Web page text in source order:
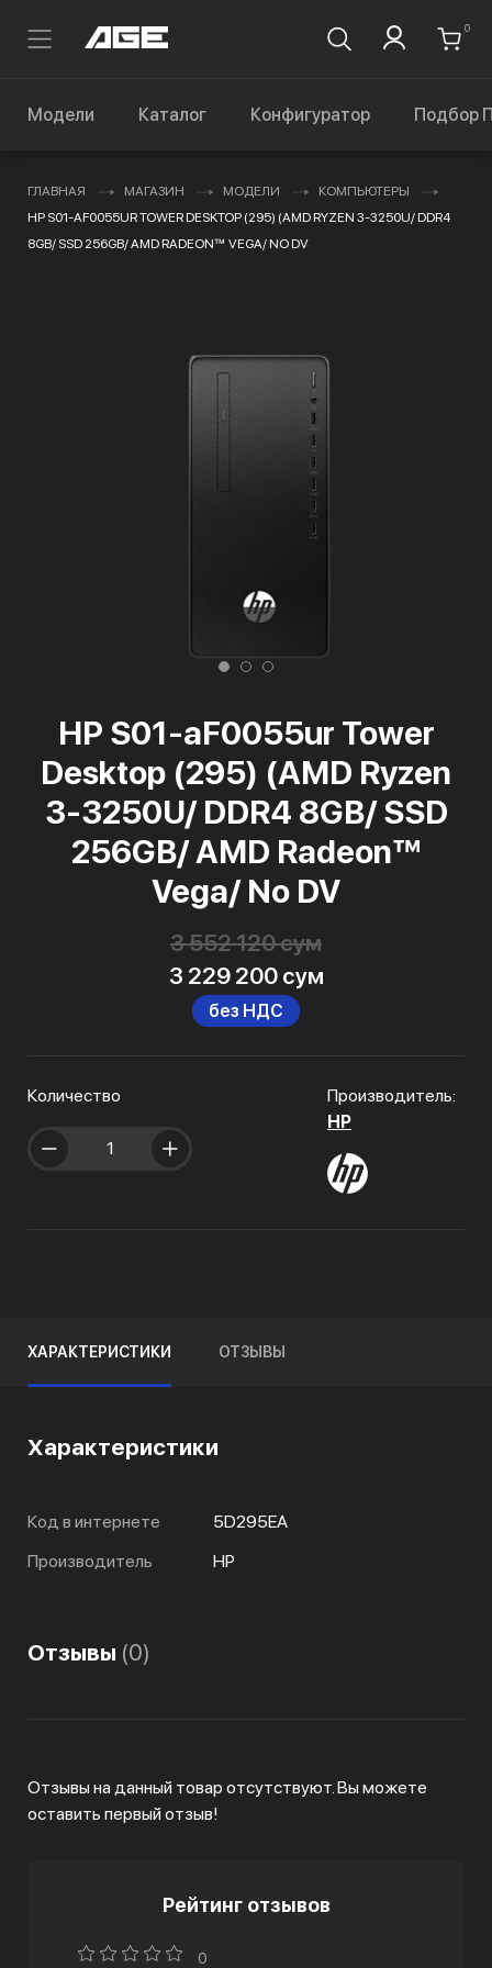
0
Модели Каталог Конфигуратор Подбор
ГЛАВНАЯ МАГАЗИН МОДЕЛИ
КОМПЬЮТЕРЫ
HP S01-AF0055UR TOWER DESKTOP (295) (AMD RYZEN 3-3250U/ DDR4
8GB/ SSD 256GB/ AMD RADEON™ VEGA/ NO DV
HP S01-aF0055ur Tower
Desktop (295) (AMD Ryzen
3-3250U/ DDR4 8GB/ SSD
256GB/ AMD Radeon™
Vega/ No DV
3 552 120 сум
3 229 200 сум
без НДС
Количество
Производитель:
HP
ХАРАКТЕРИСТИКИ ОТЗЫВЫ
Характеристики
Код в интернете
5D295EA
Производитель
HP
Отзывы (0)
Отзывы на данный товар отсутствуют. Вы можете
оставить первый отзыв!
Рейтинг отзывов
0